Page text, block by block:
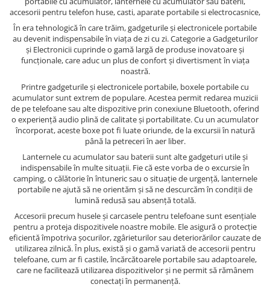
accesorii pentru telefon huse, casti, aparate portabile si electrocasnice,
În era tehnologică în care trăim, gadgeturile și electronicele portabile
au devenit indispensabile în viața de zi cu zi. Categorie a Gadgeturilor
și Electronicii cuprinde o gamă largă de produse inovatoare și
funcționale, care aduc un plus de confort și divertisment în viața
noastră.
Printre gadgeturile și electronicele portabile, boxele portabile cu
acumulator sunt extrem de populare. Acestea permit redarea muzicii
de pe telefoane sau alte dispozitive prin conexiune Bluetooth, oferind
o experiență audio plină de calitate și portabilitate. Cu un acumulator
încorporat, aceste boxe pot fi luate oriunde, de la excursii în natură
până la petreceri în aer liber.
Lanternele cu acumulator sau baterii sunt alte gadgeturi utile și
indispensabile în multe situații. Fie că este vorba de o excursie în
camping, o călătorie în întuneric sau o situație de urgență, lanternele
portabile ne ajută să ne orientăm și să ne descurcăm în condiții de
lumină redusă sau absență totală.
Accesorii precum husele și carcasele pentru telefoane sunt esențiale
pentru a proteja dispozitivele noastre mobile. Ele asigură o protecție
eficientă împotriva șocurilor, zgârieturilor sau deteriorărilor cauzate de
utilizarea zilnică. În plus, există și o gamă variată de accesorii pentru
telefoane, cum ar fi castile, încărcătoarele portabile sau adaptoarele,
care ne facilitează utilizarea dispozitivelor și ne permit să rămânem
conectați în permanență.